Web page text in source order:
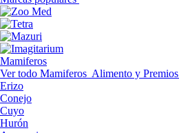
Mamiferos
Ver todo Mamiferos Alimento y Premios
Erizo
Conejo
Cuyo
Hurón